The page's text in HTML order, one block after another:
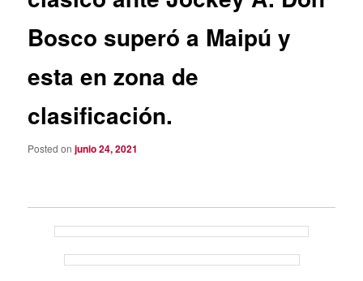
Bosco superó a Maipú y
esta en zona de
clasificación.
Posted onjunio 24, 2021